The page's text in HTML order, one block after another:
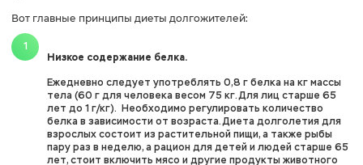
Вот главные принципы диеты долгожителей:
Низкое содержание белка.
Ежедневно следует употреблять 0,8 г белка на кг массы
тела (60 г для человека весом 75 кг. Для лиц старше 65
лет до 1 г/кг). Необходимо регулировать количество
белка в зависимости от возраста. Диета долголетия для
взрослых состоит из растительной пищи, а также рыбы
пару раз в неделю, а рацион для детей и людей старше 65
лет, стоит включить мясо и другие продукты животного